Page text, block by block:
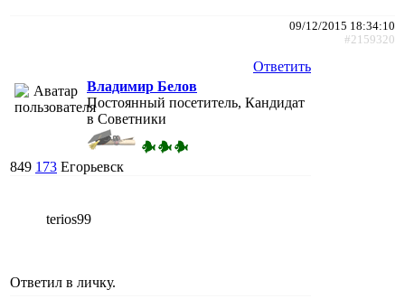
09/12/2015 18:34:10
#2159320
Ответить
Владимир Белов
Постоянный посетитель, Кандидат
в Советники
849 173 Егорьевск
terios99
Ответил в личку.